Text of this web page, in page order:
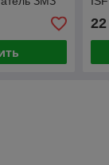
22